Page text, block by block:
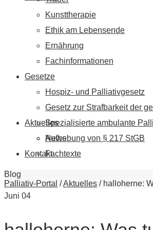
Aktuelles
News
Fachtexte
Kunsttherapie
Ethik am Lebensende
Ernährung
Fachinformationen
Gesetze
Hospiz- und Palliativgesetz
Gesetz zur Strafbarkeit der
Spezialisierte ambulante
Aufhebung von § 217 StGB
Kontakt
Blog
Palliativ-Portal /Aktuelles / halloherne:
Juni 04